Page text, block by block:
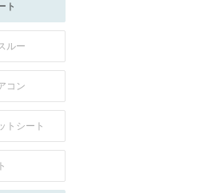
ト
ルー
コン
トシート